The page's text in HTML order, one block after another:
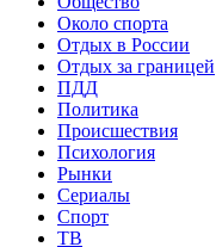
Около спорта
Отдых в России
Отдых за границей
ПДД
Политика
Происшествия
Психология
Рынки
Сериалы
Спорт
ТВ